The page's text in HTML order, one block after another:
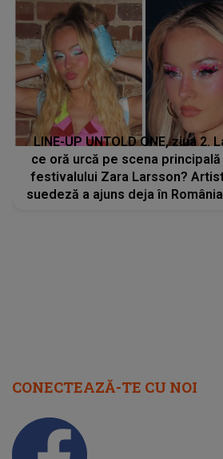
LINE-UP UNTOLD ONE, ziua 2.
ce oră urcă pe scena principală
festivalului Zara Larsson?
suedeză a ajuns deja în
CONECTEAZĂ-TE CU NOI